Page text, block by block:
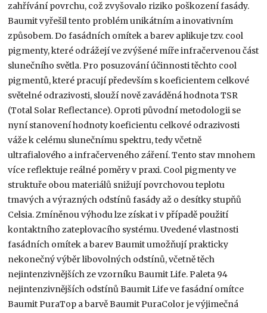
zahřívání povrchu, což zvyšovalo riziko poškození fasády.
Baumit vyřešil tento problém unikátním a inovativním
způsobem. Do fasádních omítek a barev aplikuje tzv. cool
pigmenty, které odrážejí ve zvýšené míře infračervenou část
slunečního světla. Pro posuzování účinnosti těchto cool
pigmentů, které pracují především s koeficientem celkové
světelné odrazivosti, slouží nově zaváděná hodnota TSR
(Total Solar Reflectance). Oproti původní metodologii se
nyní stanovení hodnoty koeficientu celkové odrazivosti
váže k celému slunečnímu spektru, tedy včetně
ultrafialového a infračerveného záření. Tento stav mnohem
více reflektuje reálné poměry v praxi. Cool pigmenty ve
struktuře obou materiálů snižují povrchovou teplotu
tmavých a výrazných odstínů fasády až o desítky stupňů
Celsia. Zmíněnou výhodu lze získat i v případě použití
kontaktního zateplovacího systému. Uvedené vlastnosti
fasádních omítek a barev Baumit umožňují prakticky
nekonečný výběr libovolných odstínů, včetně těch
nejintenzivnějších ze vzorníku Baumit Life. Paleta 94
nejintenzivnějších odstínů Baumit Life ve fasádní omítce
Baumit PuraTop a barvě Baumit PuraColor je výjimečná